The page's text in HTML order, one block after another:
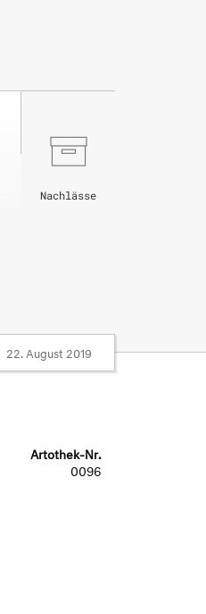
Nachlässe
22. August 2019
Artothek-Nr.
0096